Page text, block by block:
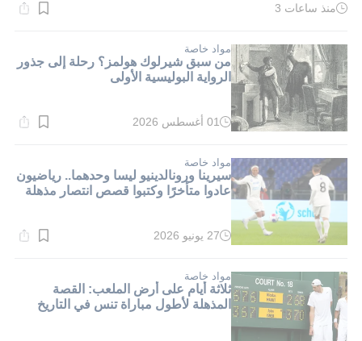
وقت
دقيقة.
منذ ساعات 3
مواد خاصة
من سبق شيرلوك هولمز؟ رحلة إلى جذور
الرواية البوليسية الأولى
وقت
دقيقة.
01 أغسطس 2026
مواد خاصة
سيرينا ورونالدينيو ليسا وحدهما.. رياضيون
عادوا متأخرًا وكتبوا قصص انتصار مذهلة
وقت
دقيقة.
27 يونيو 2026
مواد خاصة
ثلاثة أيام على أرض الملعب: القصة
المذهلة لأطول مباراة تنس في التاريخ